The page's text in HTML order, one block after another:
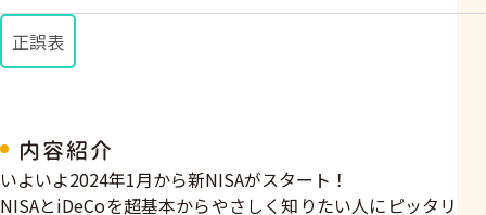
正誤表
内容紹介
いよいよ2024年1月から新NISAがスタート！
NISAとiDeCoを超基本からやさしく知りたい人にピッタリ